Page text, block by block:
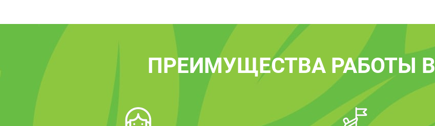
ПРЕИМУЩЕСТВА РАБОТЫ В